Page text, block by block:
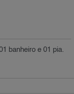
banheiro e 01 pia.